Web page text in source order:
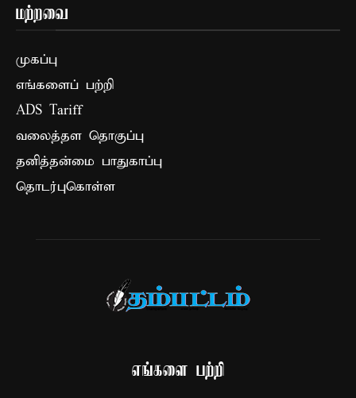
மற்றவை
முகப்பு
எங்களைப் பற்றி
ADS Tariff
வலைத்தள தொகுப்பு
தனித்தன்மை பாதுகாப்பு
தொடர்புகொள்ள
எங்களை பற்றி